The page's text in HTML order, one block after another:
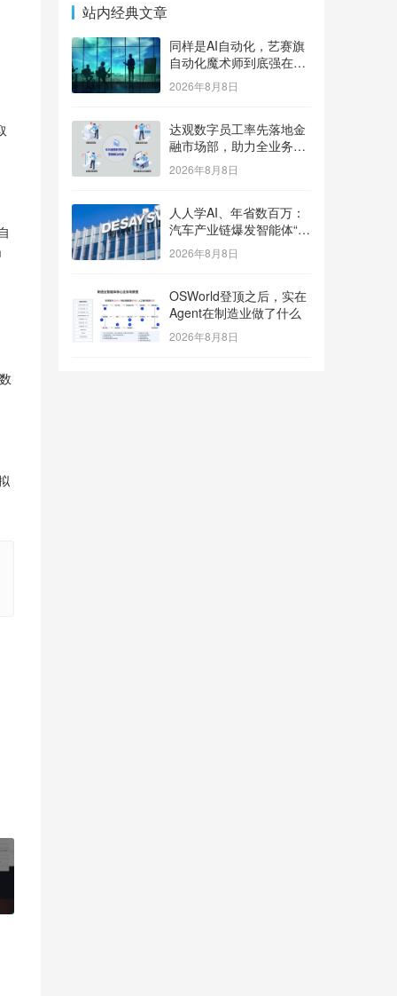
站内经典文章
同样是AI自动化，艺赛旗
自动化魔术师到底强在
哪？
2026年8月8日
达观数字员工率先落地金
融市场部，助力全业务场
景高效精准更安全
2026年8月8日
人人学AI、年省数百万：
汽车产业链爆发智能体“入
职潮”
2026年8月8日
OSWorld登顶之后，实在
Agent在制造业做了什么
2026年8月8日